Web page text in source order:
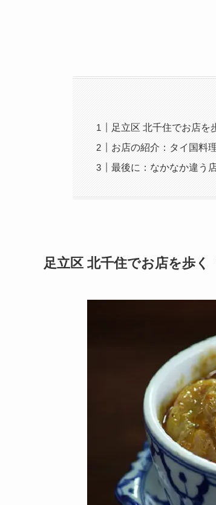
足立区 北千住でお店を
お店の紹介：タイ国料
最後に：なかなか違う
足立区 北千住でお店を歩く